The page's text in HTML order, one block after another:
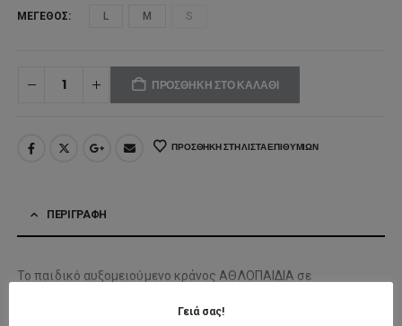
ΜΈΓΕΘΟΣ L M S
ΠΡΟΣΘΉΚΗ ΣΤΟ ΚΑΛΆΘΙ
ΠΡΟΣΘΉΚΗ ΣΤΗ ΛΊΣΤΑ ΕΠΙΘΥΜΙΏΝ
ΠΕΡΙΓΡΑΦΉ
Το παιδικό αυξομειούμενο κράνος ΑΘΛΟΠΑΙΔΙΑ σε
Γειά σας!